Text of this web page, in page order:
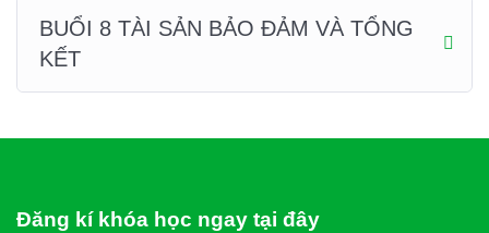
BUỔI 8 TÀI SẢN BẢO ĐẢM VÀ TỔNG
KẾT
Đăng kí khóa học ngay tại đây